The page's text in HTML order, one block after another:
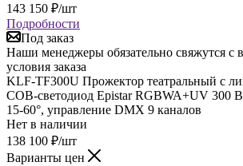
143 150 ₽/шт
Подробности
Под заказ
Наши менеджеры обязательно свяжутся с
условия заказа
KLF-TF300U Прожектор театральный с
COB-светодиод Epistar RGBWA+UV 300
15-60°, управление DMX 9 каналов
Нет в наличии
138 100 ₽/шт
Варианты цен